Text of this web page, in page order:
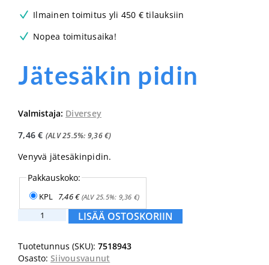
Ilmainen toimitus yli 450 € tilauksiin
Nopea toimitusaika!
Jätesäkin pidin
Valmistaja: Diversey
7,46€ (ALV 25.5%: 9,36€)
Venyvä jätesäkinpidin.
Pakkauskoko:
KPL 7,46€(ALV 25.5%: 9,36 €)
Jätesäkin
LISÄÄ OSTOSKORIIN
Tuotetunnus (SKU): 7518943
Osasto: Siivousvaunut